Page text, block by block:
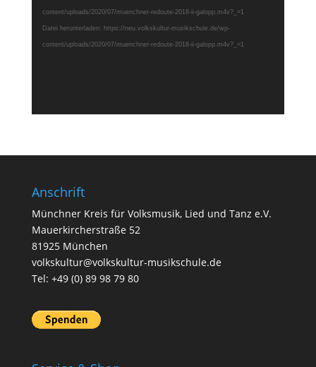
content/uploads/2020/07/muenchner-redoute-2018-ii-galopp.m4v?_=1
Datei herunterladen: https://neu.volkskultur-musikschule.de/wp-
content/uploads/2020/07/muenchner-redoute-2018-ii-galopp.m4v?_=1
Anschrift
Münchner Kreis für Volksmusik, Lied und Tanz e.V.
Mauerkircherstraße 52
81925 München
volkskultur@volkskultur-musikschule.de
Tel: +49 (0) 89 98 79 80